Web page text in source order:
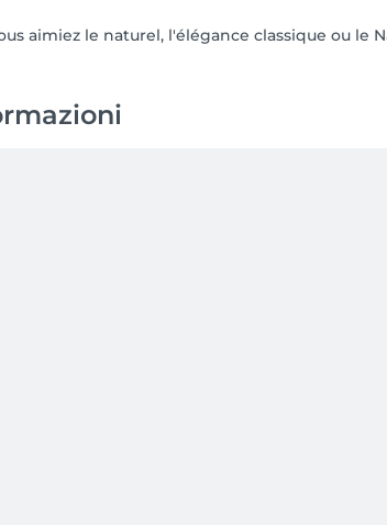
aimiez le naturel, l'élégance classique ou le